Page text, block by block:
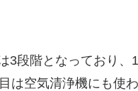
3段階となっており、
は空気清浄機にも使